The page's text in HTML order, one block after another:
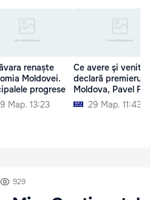
renaște
Moldovei.
progrese
Мар. 13:23
Ce avere şi
declară premierul
Moldova, Pavel
29 Мар. 11:43
929